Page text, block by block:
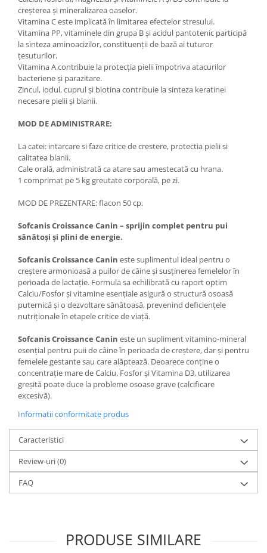
creșterea și mineralizarea oaselor.
Vitamina C este implicată în limitarea efectelor stresului.
Vitamina PP, vitaminele din grupa B și acidul pantotenic participă
la sinteza aminoacizilor, constituenții de bază ai tuturor
țesuturilor.
Vitamina A contribuie la protecția pielii împotriva atacurilor
bacteriene și parazitare.
Zincul, iodul, cuprul și biotina contribuie la sinteza keratinei
necesare pielii și blanii.
MOD DE ADMINISTRARE:
La catei: intarcare si faze critice de crestere, protectia pielii si
calitatea blanii.
Cale orală, administrată ca atare sau amestecată cu hrana.
1 comprimat pe 5 kg greutate corporală, pe zi.
MOD DE PREZENTARE: flacon 50 cp.
Sofcanis Croissance Canin – sprijin complet pentru pui
sănătoși și plini de energie.
Sofcanis Croissance Canin este suplimentul ideal pentru o
creștere armonioasă a puilor de câine și susținerea femelelor în
perioada de lactație. Formula sa echilibrată cu raport optim
Calciu/Fosfor și vitamine esențiale asigură o structură osoasă
puternică și o dezvoltare sănătoasă, prevenind deficiențele
nutriționale în etapele critice de viață.
Sofcanis Croissance Canin este un supliment vitamino-mineral
esențial pentru puii de câine în perioada de creștere, dar și pentru
femelele gestante sau care alăptează. Deoarece conține o
concentrație mare de Calciu, Fosfor și Vitamina D3, utilizarea
greșită poate duce la probleme osoase grave (calcificare
excesivă).
Informatii conformitate produs
Caracteristici
Review-uri(0)
FAQ
PRODUSE SIMILARE